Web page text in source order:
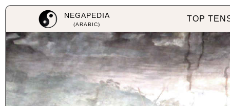
NEGAPEDIA
(ARABIC)
TOP